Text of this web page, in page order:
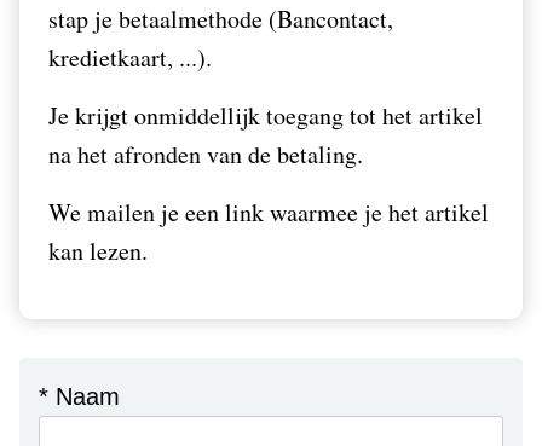
stap je betaalmethode (Bancontact,
kredietkaart, ...).
Je krijgt onmiddellijk toegang tot het artikel
na het afronden van de betaling.
We mailen je een link waarmee je het artikel
kan lezen.
* Naam